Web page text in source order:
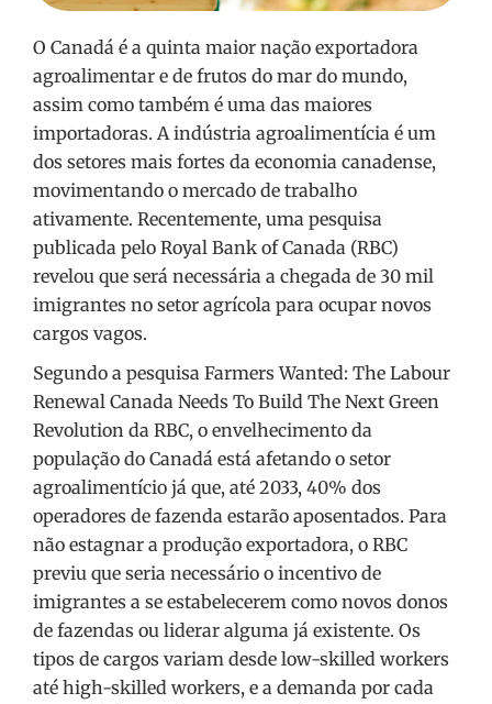
O Canadá é a quinta maior nação exportadora
agroalimentar e de frutos do mar do mundo,
assim como também é uma das maiores
importadoras. A indústria agroalimentícia é um
dos setores mais fortes da economia canadense,
movimentando o mercado de trabalho
ativamente. Recentemente, uma pesquisa
publicada pelo Royal Bank of Canada (RBC)
revelou que será necessária a chegada de 30 mil
imigrantes no setor agrícola para ocupar novos
cargos vagos.
Segundo a pesquisa Farmers Wanted: The Labour
Renewal Canada Needs To Build The Next Green
Revolution da RBC, o envelhecimento da
população do Canadá está afetando o setor
agroalimentício já que, até 2033, 40% dos
operadores de fazenda estarão aposentados. Para
não estagnar a produção exportadora, o RBC
previu que seria necessário o incentivo de
imigrantes a se estabelecerem como novos donos
de fazendas ou liderar alguma já existente. Os
tipos de cargos variam desde low-skilled workers
até high-skilled workers, e a demanda por cada